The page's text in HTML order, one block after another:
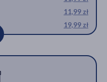
11,99 zł
19,99 zł